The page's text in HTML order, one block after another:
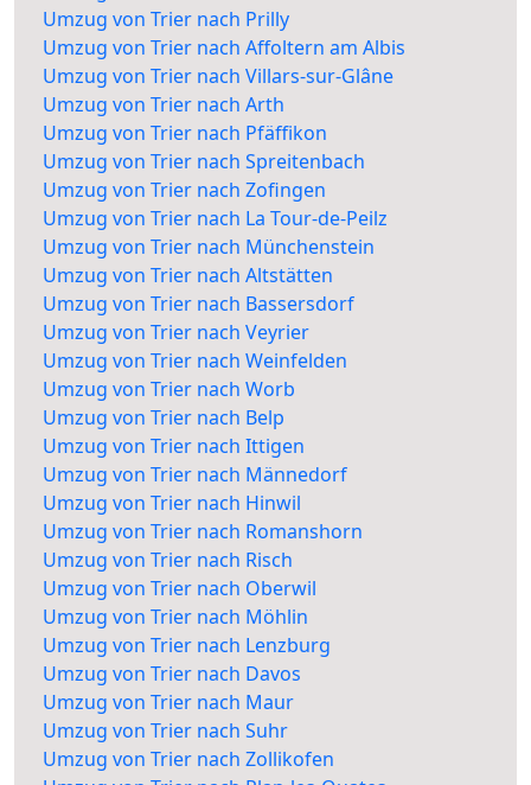
Umzug von Trier nach Prilly
Umzug von Trier nach Affoltern am Albis
Umzug von Trier nach Villars-sur-Glâne
Umzug von Trier nach Arth
Umzug von Trier nach Pfäffikon
Umzug von Trier nach Spreitenbach
Umzug von Trier nach Zofingen
Umzug von Trier nach La Tour-de-Peilz
Umzug von Trier nach Münchenstein
Umzug von Trier nach Altstätten
Umzug von Trier nach Bassersdorf
Umzug von Trier nach Veyrier
Umzug von Trier nach Weinfelden
Umzug von Trier nach Worb
Umzug von Trier nach Belp
Umzug von Trier nach Ittigen
Umzug von Trier nach Männedorf
Umzug von Trier nach Hinwil
Umzug von Trier nach Romanshorn
Umzug von Trier nach Risch
Umzug von Trier nach Oberwil
Umzug von Trier nach Möhlin
Umzug von Trier nach Lenzburg
Umzug von Trier nach Davos
Umzug von Trier nach Maur
Umzug von Trier nach Suhr
Umzug von Trier nach Zollikofen